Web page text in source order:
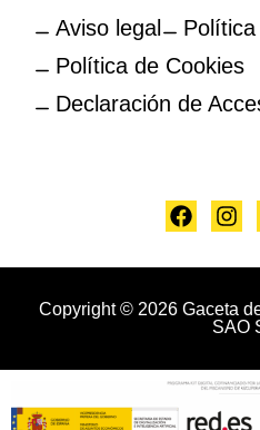
Aviso legal
Política de Cookies
Declaración de
Copyright © 2026 Gaceta
SAO